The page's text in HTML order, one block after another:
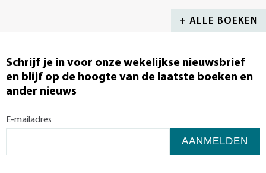
+ ALLE BOEKEN
Schrijf je in voor onze wekelijkse nieuwsbrief
en blijf op de hoogte van de laatste boeken en
ander nieuws
E-mailadres
AANMELDEN